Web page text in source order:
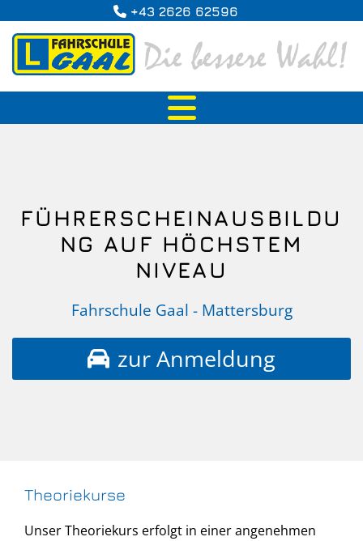
 +43 2626 62596
FÜHRERSCHEINAUSBILDU
NG AUF HÖCHSTEM
NIVEAU
Fahrschule Gaal - Mattersburg
zur Anmeldung
Theoriekurse
Unser Theoriekurs erfolgt in einer angenehmen